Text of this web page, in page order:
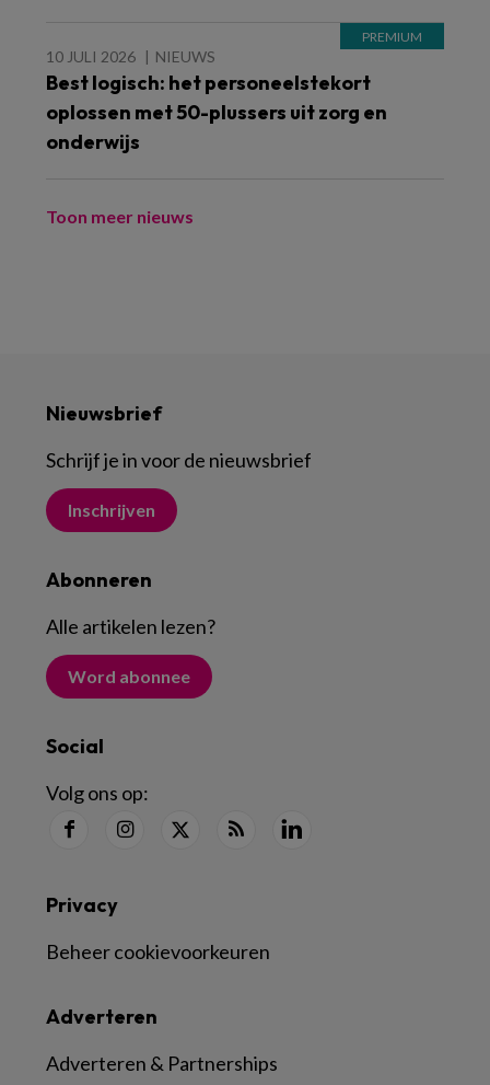
10 JULI 2026 NIEUWS
Best logisch: het personeelstekort
oplossen met 50-plussers uit zorg en
onderwijs
Toon meer nieuws
Nieuwsbrief
Schrijf je in voor de nieuwsbrief
Inschrijven
Abonneren
Alle artikelen lezen?
Word abonnee
Social
Volg ons op:
Adverteren
Adverteren & Partnerships
Privacy
Beheer cookievoorkeuren